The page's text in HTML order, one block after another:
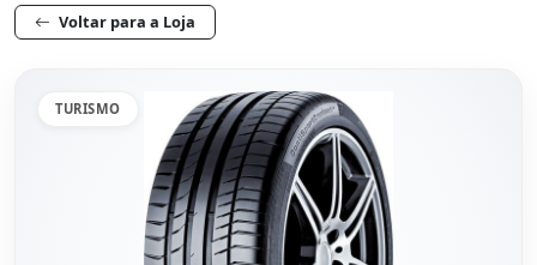
Voltar para a Loja
TURISMO